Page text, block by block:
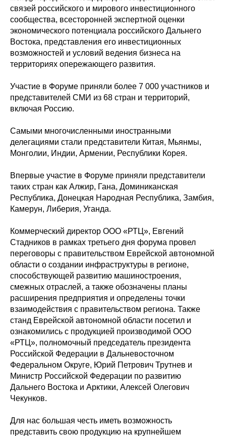
связей российского и мирового инвестиционного
сообщества, всесторонней экспертной оценки
экономического потенциала российского Дальнего
Востока, представления его инвестиционных
возможностей и условий ведения бизнеса на
территориях опережающего развития.
Участие в Форуме приняли более 7 000 участников и
представителей СМИ из 68 стран и территорий,
включая Россию.
Самыми многочисленными иностранными
делегациями стали представители Китая, Мьянмы,
Монголии, Индии, Армении, Республики Корея.
Впервые участие в Форуме приняли представители
таких стран как Алжир, Гана, Доминиканская
Республика, Донецкая Народная Республика, Замбия,
Камерун, Либерия, Уганда.
Коммерческий директор ООО «РТЦ», Евгений
Стадников в рамках третьего дня форума провел
переговоры с правительством Еврейской автономной
области о создании инфраструктуры в регионе,
способствующей развитию машиностроения,
смежных отраслей, а также обозначены планы
расширения предприятия и определены точки
взаимодействия с правительством региона. Также
станд Еврейской автономной области посетил и
ознакомились с продукцией производимой ООО
«РТЦ», полномочный председатель президента
Российской Федерации в Дальневосточном
Федеральном Округе, Юрий Петрович Трутнев и
Министр Российской Федерации по развитию
Дальнего Востока и Арктики, Алексей Олегович
Чекунков.
Для нас большая честь иметь возможность
представить свою продукцию на крупнейшем